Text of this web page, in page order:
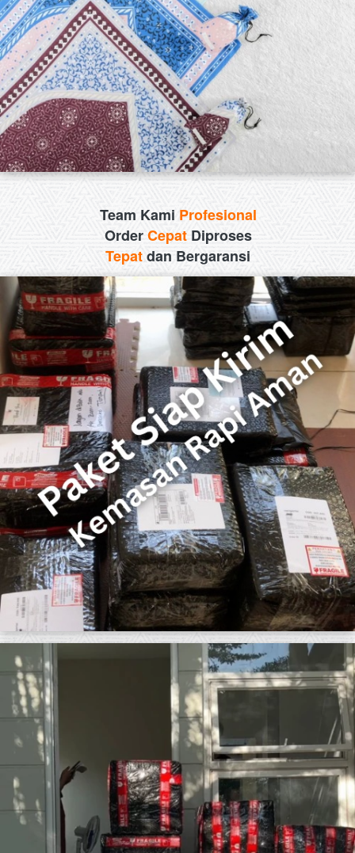
Team Kami Profesional
Order Cepat Diproses
Tepat dan Bergaransi